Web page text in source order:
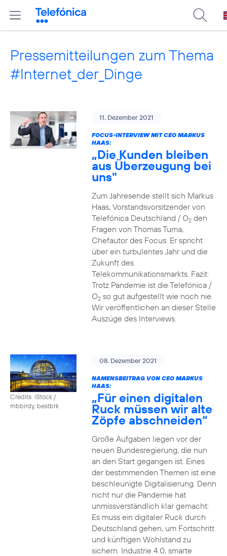
Pressemitteilungen zum Thema
#Internet_der_Dinge
11. Dezember 2021
FOCUS-INTERVIEW MIT CEO MARKUS
HAAS:
„Die Kunden bleiben
aus Überzeugung bei
uns"
Zum Jahresende stellt sich Markus
Haas, Vorstandsvorsitzender von
Telefónica Deutschland / O2den
Fragen von Thomas Tuma,
Chefautor des Focus. Er spricht
über ein turbulentes Jahr und die
Zukunft des
Telekommunikationsmarkts. Fazit:
Trotz Pandemie ist die Telefónica /
O2so gut aufgestellt wie noch nie.
Wir veröffentlichen an dieser Stelle
Auszüge des Interviews.
Credits: iStock /
mbbirdy, bestbrk
08. Dezember 2021
NAMENSBEITRAG VON CEO MARKUS
HAAS:
„Für einen digitalen
Ruck müssen wir alte
Zöpfe abschneiden“
Große Aufgaben liegen vor der
neuen Bundesregierung, die nun
an den Start gegangen ist. Eines
der bestimmenden Themen ist eine
beschleunigte Digitalisierung. Denn
nicht nur die Pandemie hat
unmissverständlich klar gemacht:
Es muss ein digitaler Ruck durch
Deutschland gehen, um Fortschritt
und künftigen Wohlstand zu
sichern. Industrie 4.0, smarte